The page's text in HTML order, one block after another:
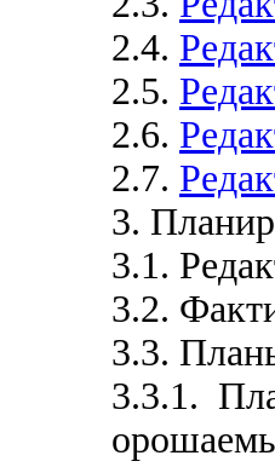
2.4.
2.5.
2.6.
2.7.
3.
3.1.
3.2.
3.3.
3.3.1.